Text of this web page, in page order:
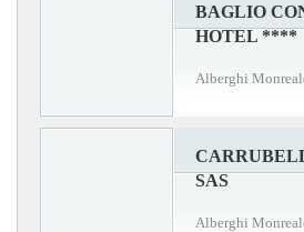
BAGLIO
HOTEL ****
Alberghi
SAS
Alberghi